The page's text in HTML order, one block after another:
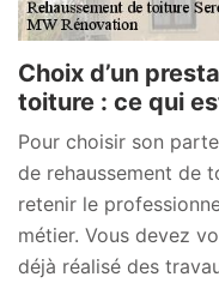
Choix d’un
toiture : ce qui
Pour choisir son
de rehaussement de
retenir le
métier. Vous devez
déjà réalisé des